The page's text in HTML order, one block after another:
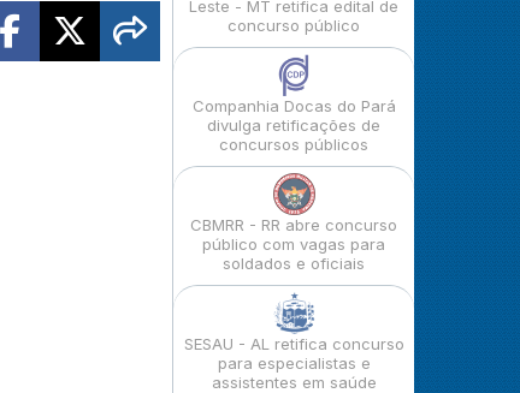
Leste - MT retifica edital de
concurso público
Companhia Docas do Pará
divulga retificações de
concursos públicos
CBMRR - RR abre concurso
público com vagas para
soldados e oficiais
SESAU - AL retifica concurso
para especialistas e
assistentes em saúde